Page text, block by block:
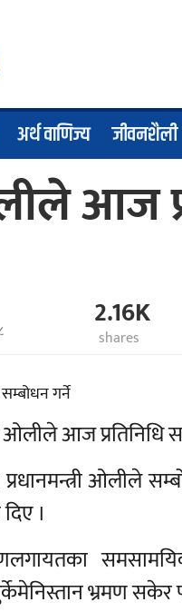
अर्थ वाणिज्य जीवनशैली
आज
2.16K
shares
ओलीले आज
ओलीले
।
भ्रमण सकेर